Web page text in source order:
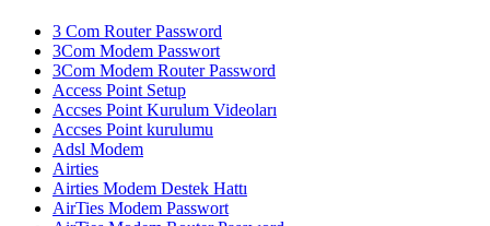
3 Com Router Password
3Com Modem Passwort
3Com Modem Router Password
Access Point Setup
Accses Point Kurulum Videoları
Accses Point kurulumu
Adsl Modem
Airties
Airties Modem Destek Hattı
AirTies Modem Passwort